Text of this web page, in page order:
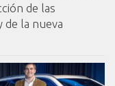
de las
de la nueva